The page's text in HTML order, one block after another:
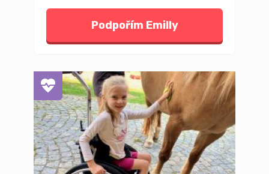
Podpořím Emilly